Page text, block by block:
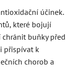
účinek.
které bojují
buňky před
přispívat k
chorob a